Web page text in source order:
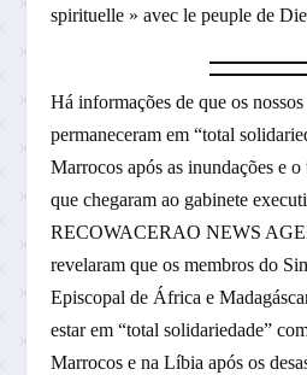
spirituelle » avec le peuple de
Há informações de que os
permaneceram em “total
Marrocos após as inundações e
que chegaram ao gabinete
RECOWACERAO NEWS
revelaram que os membros do
Episcopal de África e
estar em “total solidariedade”
Marrocos e na Líbia após os